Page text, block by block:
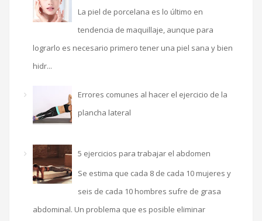
La piel de porcelana es lo último en
tendencia de maquillaje, aunque para
lograrlo es necesario primero tener una piel sana y bien
hidr...
Errores comunes al hacer el ejercicio de la
plancha lateral
5 ejercicios para trabajar el abdomen
Se estima que cada 8 de cada 10 mujeres y
seis de cada 10 hombres sufre de grasa
abdominal. Un problema que es posible eliminar